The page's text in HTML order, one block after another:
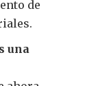
de
una